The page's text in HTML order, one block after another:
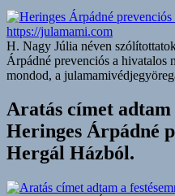
H. Nagy Júlia néven
Árpádné prevenciós a hivatalos
mondod, a
Aratás címet adtam
Heringes Árpádné
Hergál Házból.